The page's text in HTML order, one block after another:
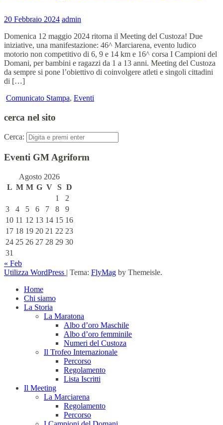
20 Febbraio 2024 admin
Domenica 12 maggio 2024 ritorna il Meeting del Custoza! Due
iniziative, una manifestazione: 46^ Marciarena, evento ludico
motorio non competitivo di 6, 9 e 14 km e 16^ corsa I Campioni del
Domani, per bambini e ragazzi da 1 a 13 anni. Meeting del Custoza
da sempre si pone l’obiettivo di coinvolgere atleti e singoli cittadini
di […]
Comunicato Stampa, Eventi
cerca nel sito
Cerca:
Eventi GM Agriform
Agosto 2026
L M M G V S D
1
2
3
4 5 6 7 8
9
10 11 12 13 14 15 16
17 18 19 20 21 22 23
24 25 26 27 28 29 30
31
« Feb
Utilizza WordPress | Tema: FlyMag by Themeisle.
Home
Chi siamo
La Storia
La Maratona
Albo d’oro Maschile
Albo d’oro femminile
Numeri del Custoza
Il Trofeo Internazionale
Percorso
Regolamento
Lista Iscritti
Il Meeting
La Marciarena
Regolamento
Percorso